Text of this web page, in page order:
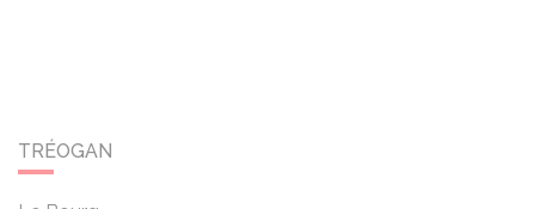
TRÉOGAN